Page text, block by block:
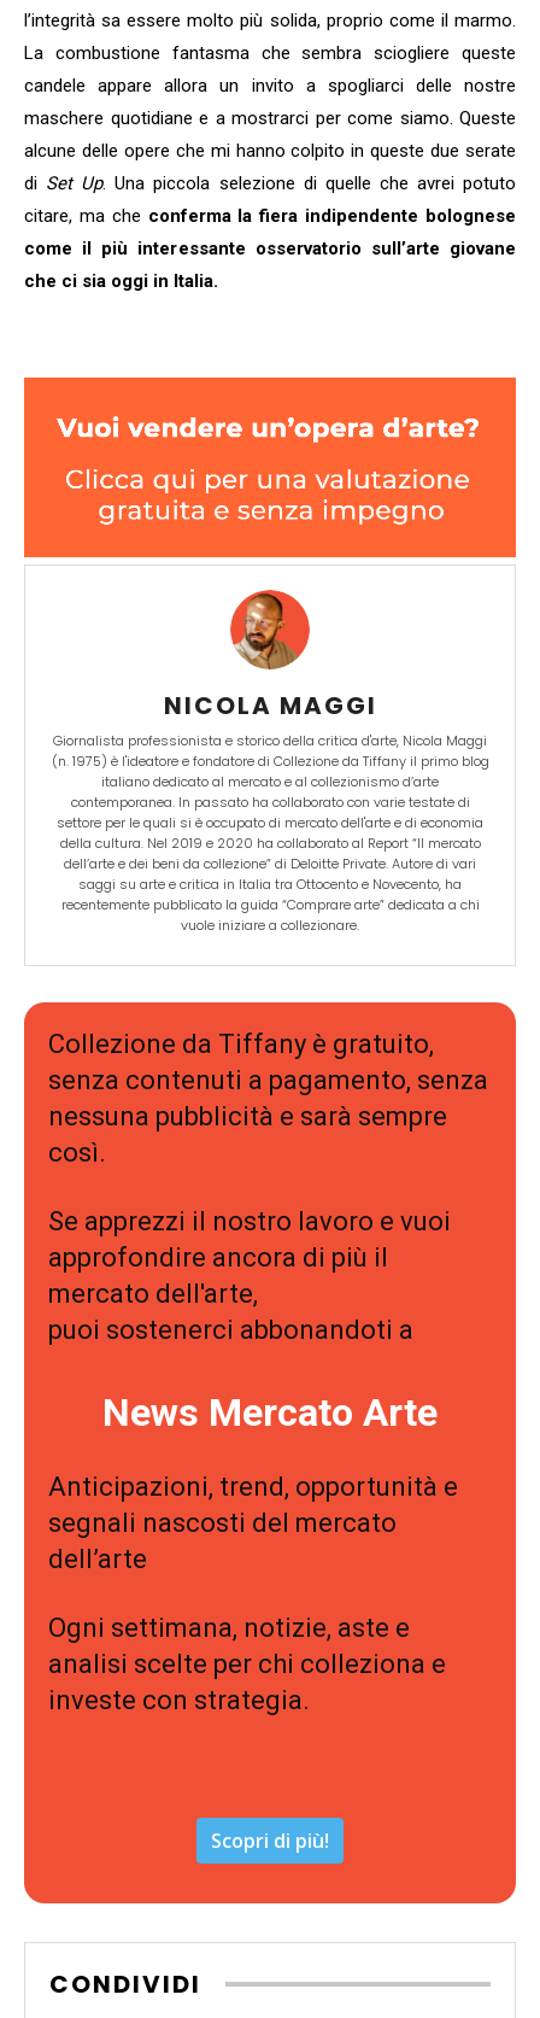
l’integrità sa essere molto più solida, proprio come il marmo.
La combustione fantasma che sembra sciogliere queste
candele appare allora un invito a spogliarci delle nostre
maschere quotidiane e a mostrarci per come siamo. Queste
alcune delle opere che mi hanno colpito in queste due serate
di Set Up. Una piccola selezione di quelle che avrei potuto
citare, ma che conferma la fiera indipendente bolognese
come il più interessante osservatorio sull’arte giovane
che ci sia oggi in Italia.
NICOLA MAGGI
Giornalista professionista e storico della critica d'arte, Nicola Maggi
(n. 1975) è l'ideatore e fondatore di Collezione da Tiffany il primo blog
italiano dedicato al mercato e al collezionismo d’arte
contemporanea. In passato ha collaborato con varie testate di
settore per le quali si è occupato di mercato dell'arte e di economia
della cultura. Nel 2019 e 2020 ha collaborato al Report “Il mercato
dell’arte e dei beni da collezione” di Deloitte Private. Autore di vari
saggi su arte e critica in Italia tra Ottocento e Novecento, ha
recentemente pubblicato la guida “Comprare arte” dedicata a chi
vuole iniziare a collezionare.
Collezione da Tiffany è gratuito,
senza contenuti a pagamento, senza
nessuna pubblicità e sarà sempre
così.
Se apprezzi il nostro lavoro e vuoi
approfondire ancora di più il
mercato dell'arte,
puoi sostenerci abbonandoti a
News Mercato Arte
Anticipazioni, trend, opportunità e
segnali nascosti del mercato
dell’arte
Ogni settimana, notizie, aste e
analisi scelte per chi colleziona e
investe con strategia.
Scopri di più!
CONDIVIDI